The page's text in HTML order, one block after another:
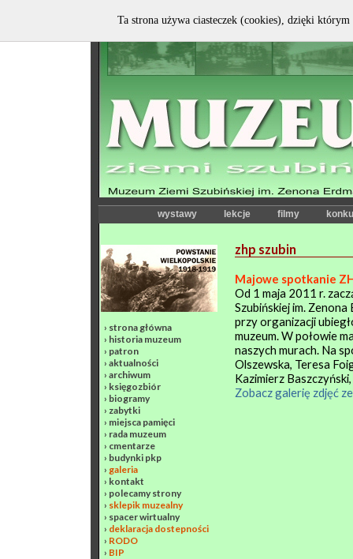
wystawy lekcje filmy
› strona główna
› historia muzeum
› patron
› aktualności
› archiwum
› księgozbiór
› biogramy
› zabytki
› miejsca pamięci
› rada muzeum
› cmentarze
› budynki pkp
› galeria
› kontakt
› polecamy strony
› sklepik muzealny
› spacer wirtualny
› deklaracja dostepności
› RODO
› BIP
zhp szubin
Majowe spotkanie
Od 1 maja 2011 r.
Szubińskiej im.
przy organizacji
muzeum. W połowie
naszych murach. Na
Olszewska, Teresa
Kazimierz
Zobacz galerię zdjęć
Ta strona używa ciasteczek (cookies), dzięki